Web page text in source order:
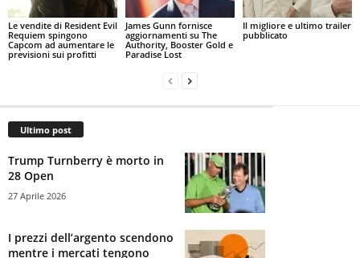
Le vendite di Resident Evil
Requiem spingono
Capcom ad aumentare le
previsioni sui profitti
James Gunn fornisce
aggiornamenti su The
Authority, Booster Gold e
Paradise Lost
Il migliore e ultimo trailer
pubblicato
Ultimo post
Trump Turnberry è morto in
28 Open
27 Aprile 2026
I prezzi dell’argento scendono
mentre i mercati tengono